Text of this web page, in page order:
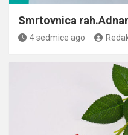
Smrtovnica
4 sedmice ago